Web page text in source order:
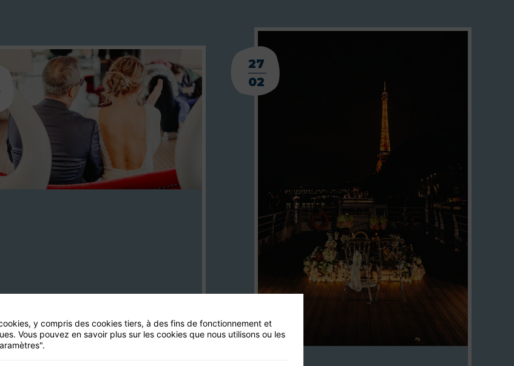
27
02
y compris des cookies tiers, à des fins de fonctionnement et
Vous pouvez en savoir plus sur les cookies que nous utilisons ou les